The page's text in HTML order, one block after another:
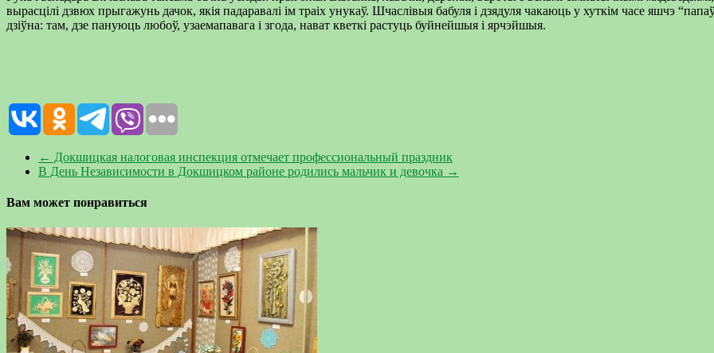
вырасцілі дзвюх прыгажунь дачок, якія падаравалі ім траіх унукаў. Шчаслівыя бабуля і дзядуля чакаюць у хуткім часе яшчэ
дзіўна: там, дзе пануюць любоў, узаемапавага і згода, нават кветкі растуць буйнейшыя і ярчэйшыя.
← Докшицкая налоговая инспекция отмечает профессиональный праздник
В День Независимости в Докшицком районе родились мальчик и девочка →
Вам может понравиться